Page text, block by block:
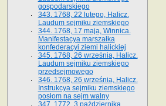
gospodarskiego
343. 1768, 22 lutego, Halicz.
Laudum sejmiku ziemskiego
344. 1768, 17 maja, Winnica.
Manifestacya marszałka
konfederacyi ziemi halickiej
345. 1768, 26 września, Halicz.
Laudum sejmiku ziemskiego
przedsejmowego
346. 1768, 26 września, Halicz.
Instrukcya sejmiku ziemskiego
posłom na sejm walny
347. 1772, 3 października,